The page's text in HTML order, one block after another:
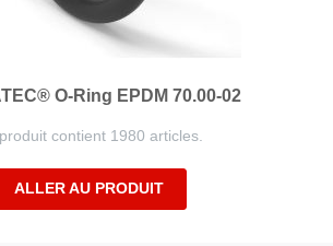
O-Ring EPDM 70.00-02
contient 1980 articles.
ALLER AU PRODUIT